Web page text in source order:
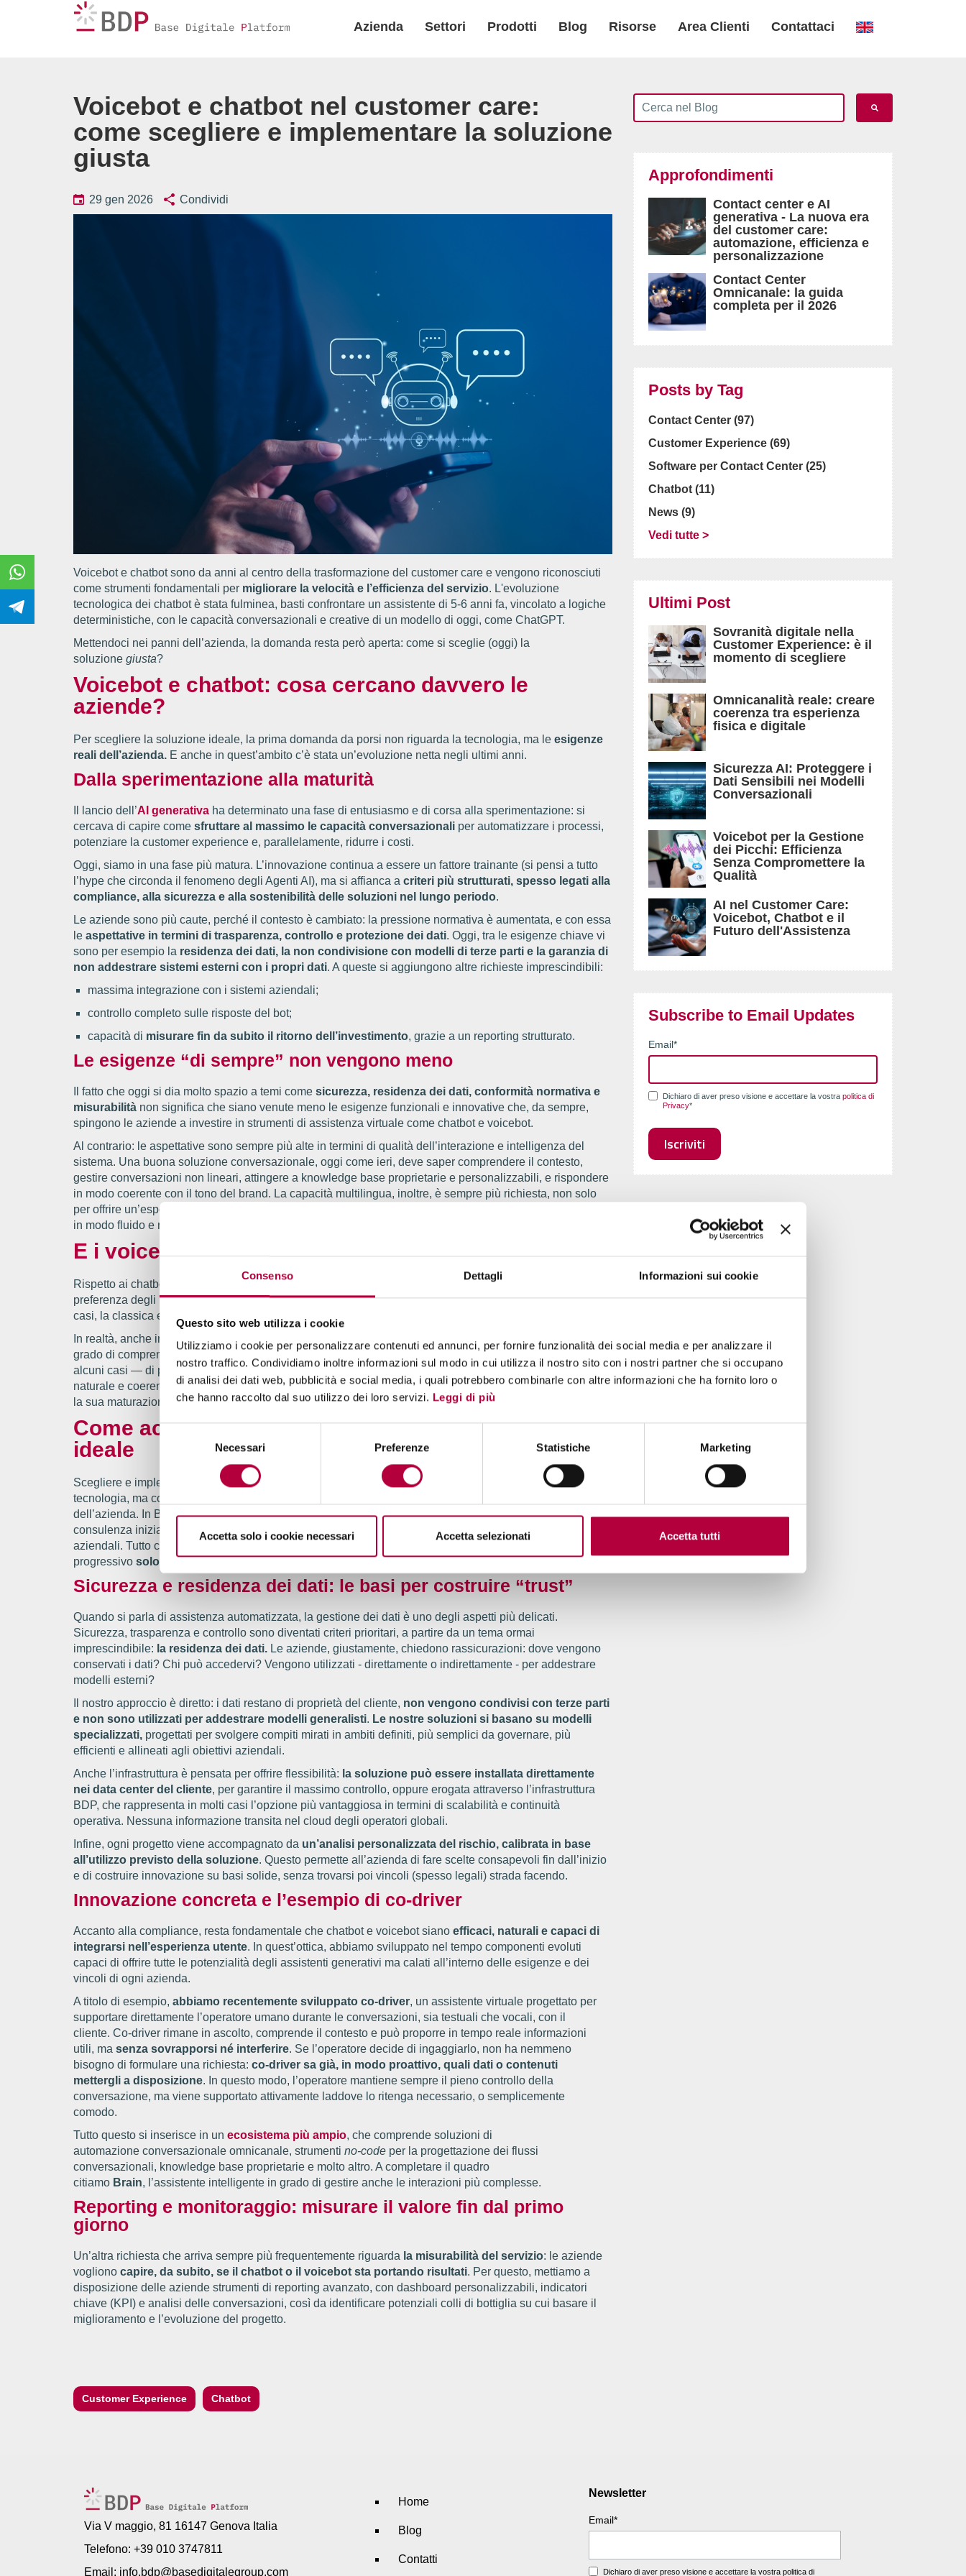
Consenso Dettagli Informazioni sui cookie
Questo sito web utilizza i cookie
Utilizziamo i cookie per personalizzare contenuti ed annunci, per fornire funzionalità dei social media e per analizzare il
nostro traffico. Condividiamo inoltre informazioni sul modo in cui utilizza il nostro sito con i nostri partner che si occupano
di analisi dei dati web, pubblicità e social media, i quali potrebbero combinarle con altre informazioni che ha fornito loro o
che hanno raccolto dal suo utilizzo dei loro servizi. Leggi di più
Selezione
Necessari Preferenze Statistiche Marketing
Accetta solo i cookie necessari Accetta selezionati Accetta tutti
Azienda Settori Prodotti Blog Risorse Area Clienti Contattaci
Voicebot e chatbot nel customer care:
come scegliere e implementare la soluzione
giusta
29 gen 2026 Condividi
Voicebot e chatbot sono da anni al centro della trasformazione del customer care e vengono riconosciuti
come strumenti fondamentali per migliorare la velocità e l’efficienza del servizio. L'evoluzione
tecnologica dei chatbot è stata fulminea, basti confrontare un assistente di 5-6 anni fa, vincolato a logiche
deterministiche, con le capacità conversazionali e creative di un modello di oggi, come ChatGPT.
Mettendoci nei panni dell’azienda, la domanda resta però aperta: come si sceglie (oggi) la
soluzione giusta?
Voicebot e chatbot: cosa cercano davvero le
aziende?
Per scegliere la soluzione ideale, la prima domanda da porsi non riguarda la tecnologia, ma le esigenze
reali dell’azienda. E anche in quest’ambito c’è stata un’evoluzione netta negli ultimi anni.
Dalla sperimentazione alla maturità
Il lancio dell’AI generativa ha determinato una fase di entusiasmo e di corsa alla sperimentazione: si
cercava di capire come sfruttare al massimo le capacità conversazionali per automatizzare i processi,
potenziare la customer experience e, parallelamente, ridurre i costi.
Oggi, siamo in una fase più matura. L’innovazione continua a essere un fattore trainante (si pensi a tutto
l’hype che circonda il fenomeno degli Agenti AI), ma si affianca a criteri più strutturati, spesso legati alla
compliance, alla sicurezza e alla sostenibilità delle soluzioni nel lungo periodo.
Le aziende sono più caute, perché il contesto è cambiato: la pressione normativa è aumentata, e con essa
le aspettative in termini di trasparenza, controllo e protezione dei dati. Oggi, tra le esigenze chiave vi
sono per esempio la residenza dei dati, la non condivisione con modelli di terze parti e la garanzia di
non addestrare sistemi esterni con i propri dati. A queste si aggiungono altre richieste imprescindibili:
massima integrazione con i sistemi aziendali;
controllo completo sulle risposte del bot;
capacità di misurare fin da subito il ritorno dell’investimento, grazie a un reporting strutturato.
Le esigenze “di sempre” non vengono meno
Il fatto che oggi si dia molto spazio a temi come sicurezza, residenza dei dati, conformità normativa e
misurabilità non significa che siano venute meno le esigenze funzionali e innovative che, da sempre,
spingono le aziende a investire in strumenti di assistenza virtuale come chatbot e voicebot.
Al contrario: le aspettative sono sempre più alte in termini di qualità dell’interazione e intelligenza del
sistema. Una buona soluzione conversazionale, oggi come ieri, deve saper comprendere il contesto,
gestire conversazioni non lineari, attingere a knowledge base proprietarie e personalizzabili, e rispondere
in modo coerente con il tono del brand. La capacità multilingua, inoltre, è sempre più richiesta, non solo
per offrire un’esperienza inclusiva, ma per adattare risposte, contenuti e stile al mercato e all’utente finale,
in modo fluido e naturale.
E i voicebot? Un’evoluzione altrettanto significativa
Rispetto ai chatbot, i voicebot sembrano ottenere un’attenzione leggermente minore, ma soltanto per la
preferenza degli utenti per canali testuali asincroni onear real timecome WhatsApp, SMS o, in alcuni
casi, la classica email.
In realtà, anche in questo ambito l’evoluzione tecnologica è stata significativa: i voicebot attuali sono in
grado di comprendere meglio il linguaggio naturale,
di usare voci più realistiche e meno attoriali,
alcuni casi — di presentarsi direttamente con la voce di persone reali per restituire un’esperienza più
naturale e coerente con il brand. Il voicebot resta dunque una componente strategica del customer care, e
la sua maturazione tecnologica apre spazi nuovi per automatizzare le interazioni vocali.
Come accompagniamo le aziende verso la soluzione
ideale
Scegliere e implementare un chatbot o un voicebot efficace non significa semplicemente attivare una
tecnologia, ma costruire un ecosistema intelligente, integrato e governabile, che si adatti al contesto
dell’azienda. In Base Digitale Platform,accompagniamo le imprese lungo tutto il percorso: dalla
consulenza iniziale alla
personalizzazione della soluzione
fino alla piena integrazione con i sistemi
aziendali. Tutto ciò facendo perno su un’offerta modulare, che consente di adottare in modo
progressivo solo ciò che è utile e sostenibile per l’organizzazione.
Sicurezza e residenza dei dati: le basi per costruire “trust”
Quando si parla di assistenza automatizzata, la gestione dei dati è uno degli aspetti più delicati.
Sicurezza, trasparenza e controllo sono diventati criteri prioritari, a partire da un tema ormai
imprescindibile: la residenza dei dati. Le aziende, giustamente, chiedono rassicurazioni: dove vengono
conservati i dati? Chi può accedervi? Vengono utilizzati - direttamente o indirettamente - per addestrare
modelli esterni?
Il nostro approccio è diretto: i dati restano di proprietà del cliente, non vengono condivisi con terze parti
e non sono utilizzati per addestrare modelli generalisti. Le nostre soluzioni si basano su modelli
specializzati, progettati per svolgere compiti mirati in ambiti definiti, più semplici da governare, più
efficienti e allineati agli obiettivi aziendali.
Anche l’infrastruttura è pensata per offrire flessibilità: la soluzione può essere installata direttamente
nei data center del cliente, per garantire il massimo controllo, oppure erogata attraverso l’infrastruttura
BDP, che rappresenta in molti casi l’opzione più vantaggiosa in termini di scalabilità e continuità
operativa. Nessuna informazione transita nel cloud degli operatori globali.
Infine, ogni progetto viene accompagnato da un’analisi personalizzata del rischio, calibrata in base
all’utilizzo previsto della soluzione. Questo permette all’azienda di fare scelte consapevoli fin dall’inizio
e di costruire innovazione su basi solide, senza trovarsi poi vincoli (spesso legali) strada facendo.
Innovazione concreta e l’esempio di co-driver
Accanto alla compliance, resta fondamentale che chatbot e voicebot siano efficaci, naturali e capaci di
integrarsi nell’esperienza utente. In quest’ottica, abbiamo sviluppato nel tempo componenti evoluti
capaci di offrire tutte le potenzialità degli assistenti generativi ma calati all’interno delle esigenze e dei
vincoli di ogni azienda.
A titolo di esempio, abbiamo recentemente sviluppato co-driver, un assistente virtuale progettato per
supportare direttamente l’operatore umano durante le conversazioni, sia testuali che vocali, con il
cliente. Co-driver rimane in ascolto, comprende il contesto e può proporre in tempo reale informazioni
utili, ma senza sovrapporsi né interferire. Se l’operatore decide di ingaggiarlo, non ha nemmeno
bisogno di formulare una richiesta: co-driver sa già, in modo proattivo, quali dati o contenuti
mettergli a disposizione. In questo modo, l’operatore mantiene sempre il pieno controllo della
conversazione, ma viene supportato attivamente laddove lo ritenga necessario, o semplicemente
comodo.
Tutto questo si inserisce in un ecosistema più ampio, che comprende soluzioni di
automazione conversazionale omnicanale, strumenti no-code per la progettazione dei flussi
conversazionali, knowledge base proprietarie e molto altro. A completare il quadro
citiamo Brain, l’assistente intelligente in grado di gestire anche le interazioni più complesse.
Reporting e monitoraggio: misurare il valore fin dal primo
giorno
Un’altra richiesta che arriva sempre più frequentemente riguarda la misurabilità del servizio: le aziende
vogliono capire, da subito, se il chatbot o il voicebot sta portando risultati. Per questo, mettiamo a
disposizione delle aziende strumenti di reporting avanzato, con dashboard personalizzabili, indicatori
chiave (KPI) e analisi delle conversazioni, così da identificare potenziali colli di bottiglia su cui basare il
miglioramento e l’evoluzione del progetto.
Customer Experience Chatbot
Approfondimenti
Contact center e AI
generativa - La nuova era
del customer care:
automazione, efficienza e
personalizzazione
Contact Center
Omnicanale: la guida
completa per il 2026
Posts by Tag
Contact Center(97)
Customer Experience(69)
Software per Contact Center(25)
Chatbot(11)
News(9)
Vedi tutte >
Ultimi Post
Sovranità digitale nella
Customer Experience: è il
momento di scegliere
Omnicanalità reale: creare
coerenza tra esperienza
fisica e digitale
Sicurezza AI: Proteggere i
Dati Sensibili nei Modelli
Conversazionali
Voicebot per la Gestione
dei Picchi: Efficienza
Senza Compromettere la
Qualità
AI nel Customer Care:
Voicebot, Chatbot e il
Futuro dell'Assistenza
Subscribe to Email Updates
Email*
Dichiaro di aver preso visione e accettare la vostrapolitica di
Privacy*
Via V maggio, 81 16147 Genova Italia
Telefono: +39 010 3747811
Email: info.bdp@basedigitalegroup.com
Home
Blog
Contatti
Newsletter
Email*
Dichiaro di aver preso visione e accettare la vostrapolitica di